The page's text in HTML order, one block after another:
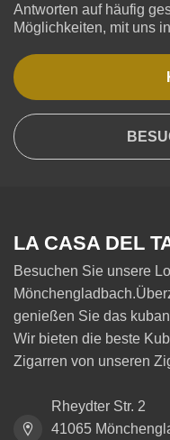
Antworten auf häufig
Möglichkeiten, mit uns
LA CASA DEL
Besuchen Sie unsere
genießen Sie das
Wir bieten die beste
Zigarren von unseren
Rheydter Str. 2
41065